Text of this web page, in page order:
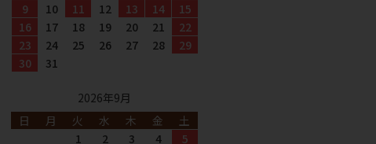
9
10 11 12 13 14
15
16
17 18 19 20 21
22
23
24 25 26 27 28
29
30
31
2026年9月
日
月 火 水 木 金
土
1
2 3 4 5